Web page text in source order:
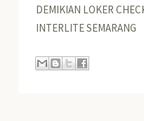
DEMIKIAN LOKER
INTERLITE SEMARANG